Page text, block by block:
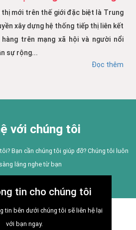
thị mới trên thế giới đặc biệt là Trung
xây dựng hệ thống tiếp thị liên kết
trên mạng xã hội và người nổi
sự rộng...
Đọc thêm
với chúng tôi
Bạn cần chúng tôi giúp đỡ? Chúng tôi luôn
lắng nghe từ bạn
tin cho chúng tôi
tin bên dưới chúng tôi sẽ liên hệ lại
với bạn ngay.